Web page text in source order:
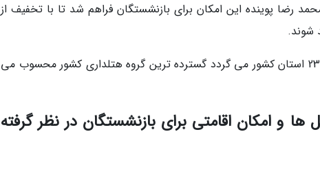
رضا پوینده این امکان برای بازنشستگان فراهم شد تا با تخفیف از
شوند.
این تفاهم نامه که شامل بیش از 47 هتل در گستره 23 استان کشور می گردد گسترده ترین گروه هتلداری کشور محسوب می
و امکان اقامتی برای بازنشستگان در نظر گرفته